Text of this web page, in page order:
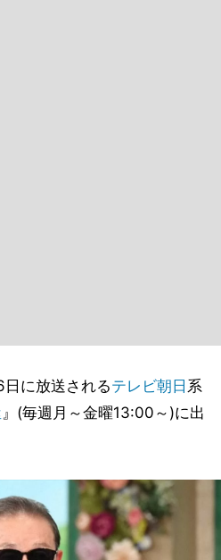
日に放送されるテレビ朝日 系
』(毎週月～金曜13:00～)に出